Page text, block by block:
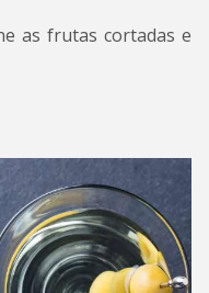
as frutas cortadas e